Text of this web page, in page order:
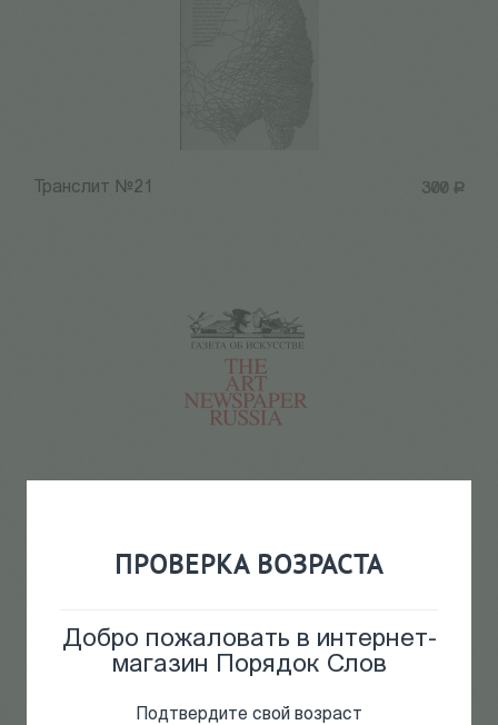
ПРОВЕРКА ВОЗРАСТА
Добро пожаловать в интернет-
магазин Порядок Слов
Подтвердите свой возраст
300 Р
Транслит №21